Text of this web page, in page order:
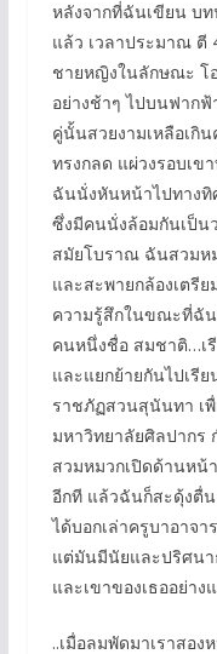
หลังจากที่ฉันเขียน บ
แล้ว เวลาประมาณ ตี
ชายหญิงในลักษณะ โ
อย่างช้าๆ ไปบนฟาก
คู่นั้นสวยงามเหลือเกิ
ทรงกลด แผ่วงรอบเข
ฉันนั่งหันหน้าไปทางทิ
ซึ่งมีคนนั่งล้อมกันเป็น
สมัยโบราณ ฉันสวมห
และสะพายกล้องเตรี
ความรู้สึกในขณะที่ฉัน
คนหนึ่งชื่อ สมชาติ…เ
และแยกย้ายกันไปเรี
ราชภัฏสวนสุนันทา เ
มหาวิทยาลัยศิลปากร
สวมหมวกเปิดด้านหน้
อีกที แล้วฉันก็สะดุ้งตื่
ได้บอกเล่าครูบาอาจ
แต่มันมีนัยและปริศนา
และเขาของเธออย่า
..เมื่อลมพัดมาเราสอ